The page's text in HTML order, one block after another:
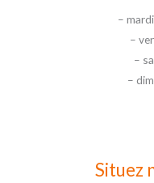
–
–
–
–
Situez